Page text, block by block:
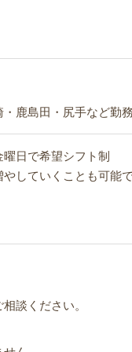
・鹿島田・尻手など勤
曜日で希望シフト制
していくことも可能
談ください。